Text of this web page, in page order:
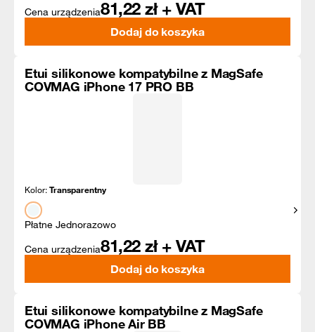
Cena urządzenia81,22 zł + VAT
Dodaj do koszyka
Etui silikonowe kompatybilne z MagSafe
COVMAG iPhone 17 PRO BB
Kolor:Transparentny
Płatne Jednorazowo
Cena urządzenia81,22 zł + VAT
Dodaj do koszyka
Etui silikonowe kompatybilne z MagSafe
COVMAG iPhone Air BB